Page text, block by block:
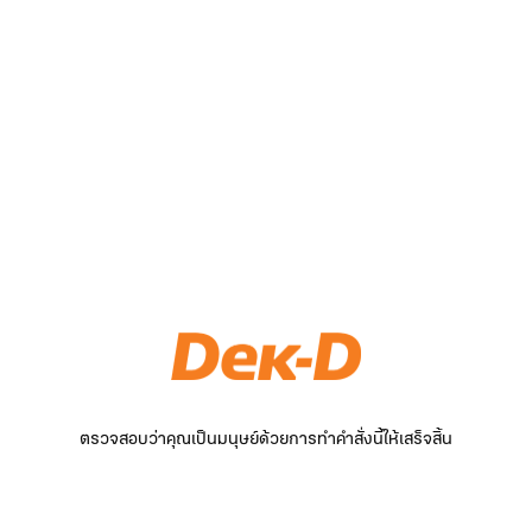
ตรวจสอบว่าคุณเป็นมนุษย์ด้วยการทำคำสั่งนี้ให้เสร็จสิ้น